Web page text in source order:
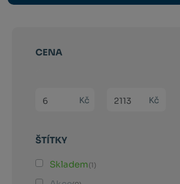
CENA
Min. hodnota
Kč
Max. hodnota Kč
ŠTÍTKY
Skladem(1)